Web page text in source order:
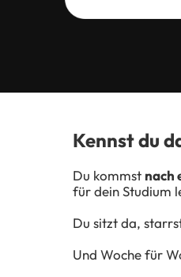
Kennst du
Du kommst nach
für dein Studium
Du sitzt da,
Und Woche für